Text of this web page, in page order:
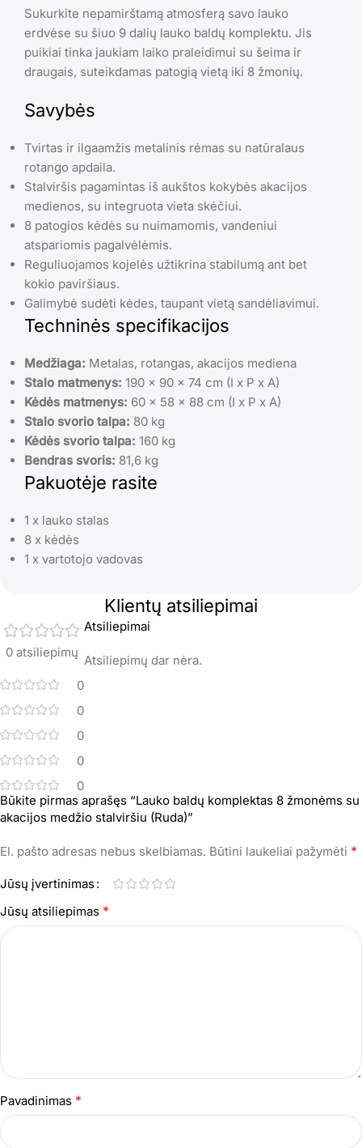
Sukurkite nepamirštamą atmosferą savo lauko
erdvėse su šiuo 9 dalių lauko baldų komplektu. Jis
puikiai tinka jaukiam laiko praleidimui su šeima ir
draugais, suteikdamas patogią vietą iki 8 žmonių.
Savybės
Tvirtas ir ilgaamžis metalinis rėmas su natūralaus
rotango apdaila.
Stalviršis pagamintas iš aukštos kokybės akacijos
medienos, su integruota vieta skėčiui.
8 patogios kėdės su nuimamomis, vandeniui
atspariomis pagalvėlėmis.
Reguliuojamos kojelės užtikrina stabilumą ant bet
kokio paviršiaus.
Galimybė sudėti kėdes, taupant vietą sandėliavimui.
Techninės specifikacijos
Medžiaga: Metalas, rotangas, akacijos mediena
Stalo matmenys: 190 x 90 x 74 cm (I x P x A)
Kėdės matmenys: 60 x 58 x 88 cm (I x P x A)
Stalo svorio talpa: 80 kg
Kėdės svorio talpa: 160 kg
Bendras svoris: 81,6 kg
Pakuotėje rasite
1 x lauko stalas
8 x kėdės
1 x vartotojo vadovas
Klientų atsiliepimai
0 atsiliepimų
0
0
0
0
0
Atsiliepimai
Atsiliepimų dar nėra.
Būkite pirmas aprašęs “Lauko baldų komplektas 8 žmonėms su
akacijos medžio stalviršiu (Ruda)”
El. pašto adresas nebus skelbiamas. Būtini laukeliai pažymėti *
Jūsų įvertinimas
Jūsų atsiliepimas *
Pavadinimas *